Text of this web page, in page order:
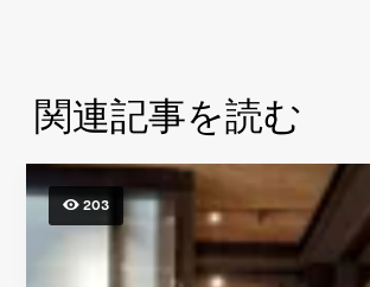
関連記事を読む
203